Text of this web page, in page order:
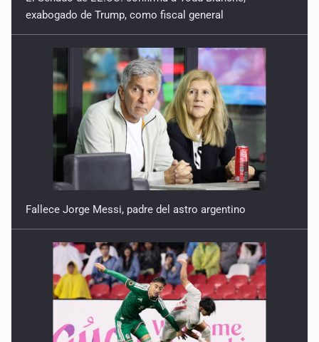
A ver cuántos quedan
7 de Julio de 2026
exabogado de Trump, como fiscal general
Fallece Jorge Messi, padre del astro argentino